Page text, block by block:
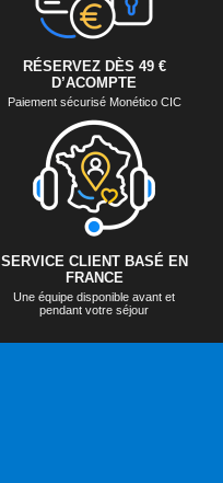
RÉSERVEZ DÈS 49 €
D’ACOMPTE
Paiement sécurisé Monético CIC
SERVICE CLIENT BASÉ EN
FRANCE
Une équipe disponible avant et
pendant votre séjour